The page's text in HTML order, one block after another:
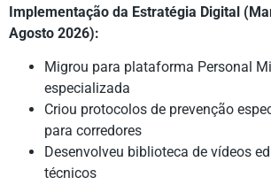
Implementação da Estratégia Digital
Agosto 2026):
Migrou para plataforma Personal
especializada
Criou protocolos de prevenção
para corredores
Desenvolveu biblioteca de vídeos
técnicos